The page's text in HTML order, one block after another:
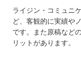
ライジン・コミュニ
ど、客観的に実績や
です。また原稿など
リットがあります。